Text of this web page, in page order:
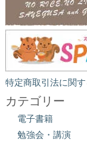
特定商取引法に関
カテゴリー
電子書籍
勉強会・講演